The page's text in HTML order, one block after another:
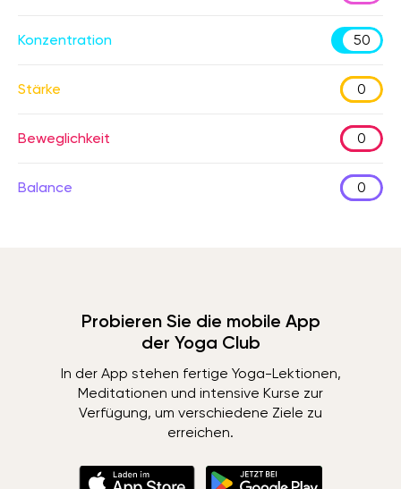
Konzentration 50
Stärke 0
Beweglichkeit 0
Balance 0
Probieren Sie die mobile App
der Yoga Club
In der App stehen fertige Yoga-Lektionen,
Meditationen und intensive Kurse zur
Verfügung, um verschiedene Ziele zu
erreichen.